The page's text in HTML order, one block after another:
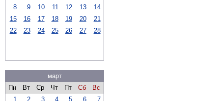
8
9 10 11 12 13
14
15
16 17 18 19 20
21
22
23 24 25 26 27 28
март
Пн
Вт Ср Чт Пт Сб
Вс
1
2 3 4 5 6
7